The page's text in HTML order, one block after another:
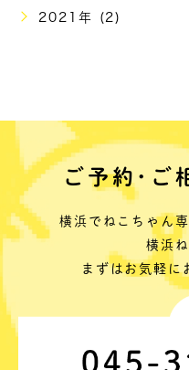
2021年 (2)
ご予約･ご
横浜でねこちゃん
横浜
まずはお気軽に